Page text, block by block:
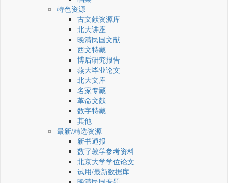
特色资源
古文献资源库
北大讲座
晚清民国文献
西文特藏
博后研究报告
燕大毕业论文
北大文库
名家专藏
革命文献
数字特藏
其他
最新/精选资源
新书通报
数字教学参考资料
北京大学学位论文
试用/最新数据库